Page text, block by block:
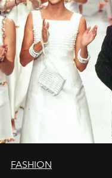
FASHION